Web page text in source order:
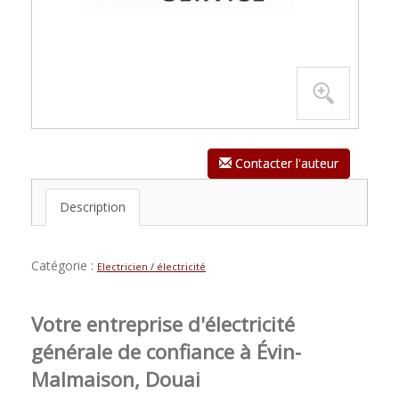
Contacter l'auteur
Description
Catégorie : Electricien / électricité
Votre entreprise d'électricité
générale de confiance à Évin-
Malmaison, Douai